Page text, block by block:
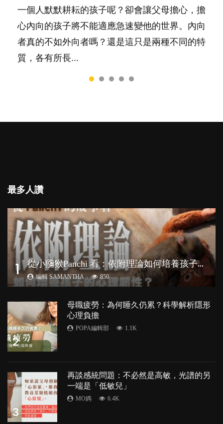
一個人默默耕耘的孩子呢？卻會讓父母擔心，擔
心內向的孩子將不能適應急速變他的世界。內向
者真的不如外向者嗎？還是這只是兩種不同的特
質，各有所長...
是大家說得那麼難。一起來認識婚姻的真相！...
務……當父母的，有千百個任務要做。可惜，有
一樣重要至極的，總被遺漏——關注自己的情緒
和心理健康。...
最多人讚
1 從
小獼猴Panchi 看：依附理論如何培養孩子心理韌性？
編輯 SAMANTHA 850
2
母職疲勞：為何睡久仍累？科學解析隱形
心理負擔
POPA編輯部 1.1K
3
再談感統問題：不必然是高敏，光譜的另
一端是「低敏兒」
MO媽 6.4K